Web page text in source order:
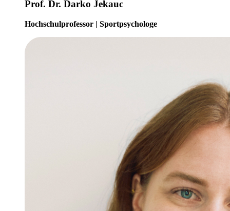
Prof. Dr. Darko Jekauc
Hochschulprofessor | Sportpsychologe